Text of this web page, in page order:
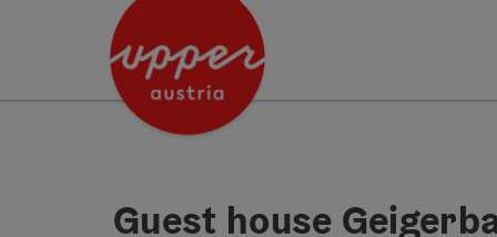
Accesskey
Accesskey
Guest house